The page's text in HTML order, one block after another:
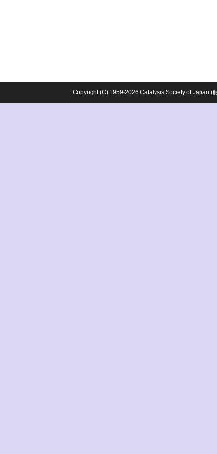
Copyright (C) 1959-2026 Catalysis Society of Japan (